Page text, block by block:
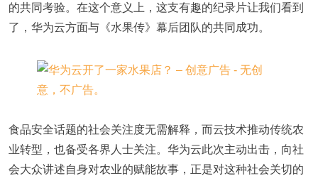
的共同考验。在这个意义上，这支有趣的纪录片让我们看到
了，华为云方面与《水果传》幕后团队的共同成功。
食品安全话题的社会关注度无需解释，而云技术推动传统农
业转型，也备受各界人士关注。华为云此次主动出击，向社
会大众讲述自身对农业的赋能故事，正是对这种社会关切的